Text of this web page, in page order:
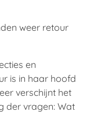
weer retour
en
is in haar hoofd
verschijnt het
der vragen: Wat